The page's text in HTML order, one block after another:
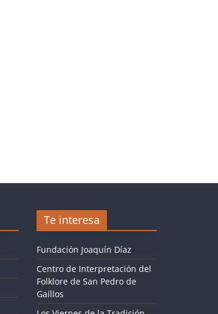
Te interesa
Fundación Joaquín Díaz
Centro de Interpretación del
Folklore de San Pedro de
Gaíllos